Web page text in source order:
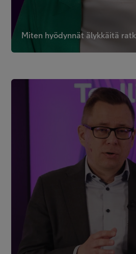
Miten hyödynnät älykkäitä